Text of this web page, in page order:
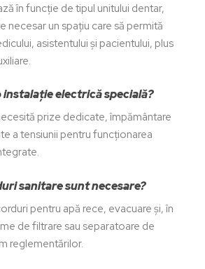
în funcție de tipul unitului dentar,
necesar un spațiu care să permită
asistentului și pacientului, plus
instalație electrică specială?
prize dedicate, împământare
a tensiunii pentru funcționarea
sanitare sunt necesare?
pentru apă rece, evacuare și, în
de filtrare sau separatoare de
reglementărilor.